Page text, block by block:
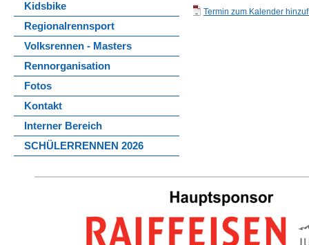
Kidsbike
Regionalrennsport
Volksrennen - Masters
Rennorganisation
Fotos
Kontakt
Interner Bereich
SCHÜLERRENNEN 2026
Termin zum Kalender